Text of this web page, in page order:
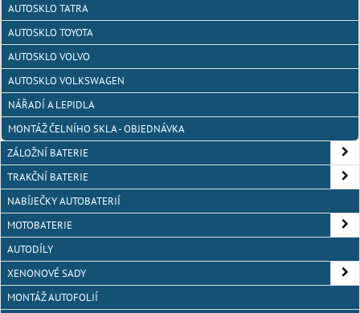
AUTOSKLO TATRA
AUTOSKLO TOYOTA
AUTOSKLO VOLVO
AUTOSKLO VOLKSWAGEN
NÁŘADÍ A LEPIDLA
MONTÁŽ ČELNÍHO SKLA - OBJEDNÁVKA
ZÁLOŽNÍ BATERIE
TRAKČNÍ BATERIE
NABÍJEČKY AUTOBATERIÍ
MOTOBATERIE
AUTODÍLY
XENONOVÉ SADY
MONTÁŽ AUTOFOLIÍ